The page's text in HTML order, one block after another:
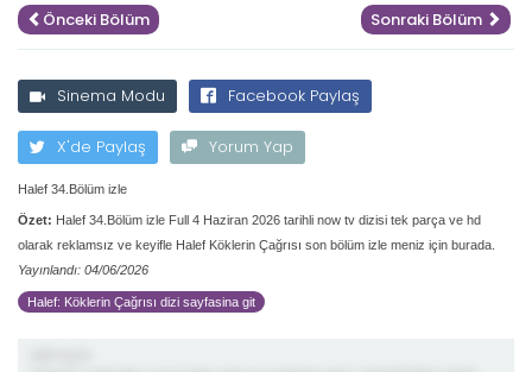
Önceki Bölüm Sonraki Bölüm
Sinema Modu Facebook Paylaş
X'de Paylaş Yorum Yap
Halef 34.Bölüm izle
Özet: Halef 34.Bölüm izle Full 4 Haziran 2026 tarihli now tv dizisi tek parça ve hd
olarak reklamsız ve keyifle Halef Köklerin Çağrısı son bölüm izle meniz için burada.
Yayınlandı: 04/06/2026
Halef: Köklerin Çağrısı dizi sayfasina git